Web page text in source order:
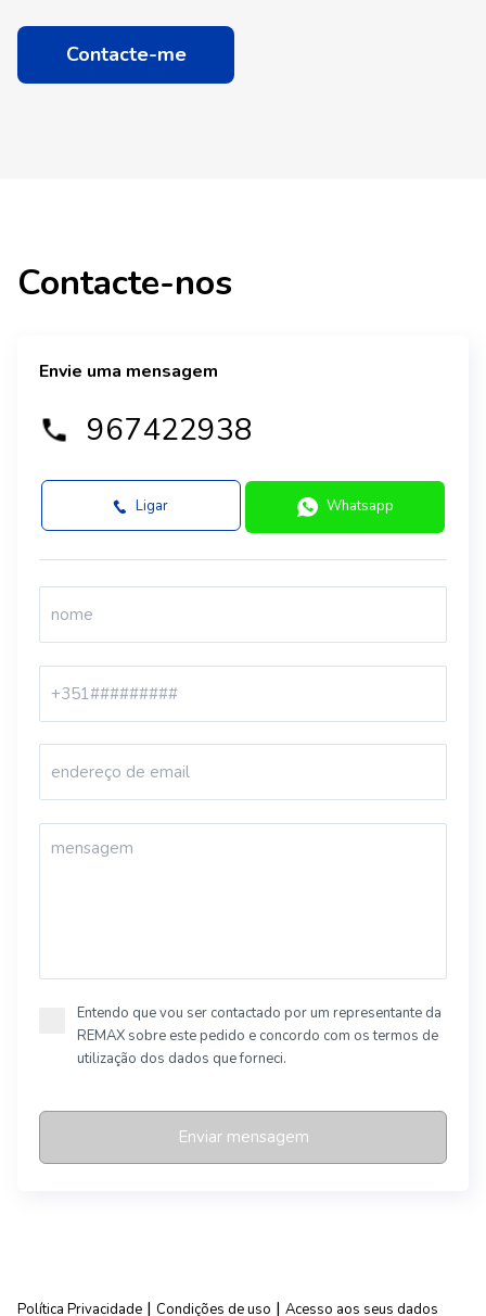
Contacte-me
Contacte-nos
Envie uma mensagem
967422938
Ligar Whatsapp
Entendo que vou ser contactado por um representante da
REMAX sobre este pedido e concordo com os termos de
utilização dos dados que forneci.
Enviar mensagem
Política Privacidade | Condições de uso | Acesso aos seus dados